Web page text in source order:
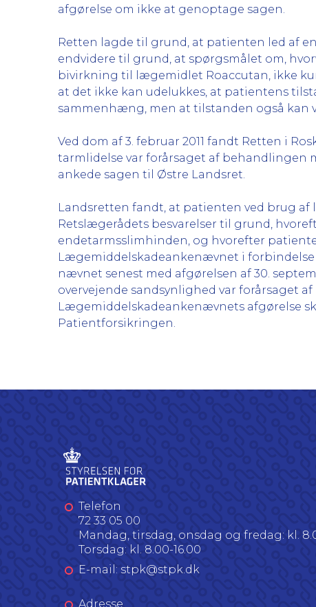
afgørelse om ikke at genoptage sagen.
Retten lagde til grund, at patienten led af
endvidere til grund, at spørgsmålet om,
bivirkning til lægemidlet Roaccutan, ikke
at det ikke kan udelukkes, at patientens
sammenhæng, men at tilstanden også kan
Ved dom af 3. februar 2011 fandt Retten i
tarmlidelse var forårsaget af behandlingen
ankede sagen til Østre Landsret.
Landsretten fandt, at patienten ved brug
Retslægerådets besvarelser til grund,
endetarmsslimhinden, og hvorefter
Lægemiddelskadeankenævnet i
nævnet senest med afgørelsen af 30.
overvejende sandsynlighed var forårsaget
Lægemiddelskadeankenævnets afgørelse
Patientforsikringen.
Telefon
72 33 05 00
Mandag, tirsdag, onsdag og fredag: kl.
Torsdag: kl. 8.00-16.00
E-mail: stpk@stpk.dk
Adresse